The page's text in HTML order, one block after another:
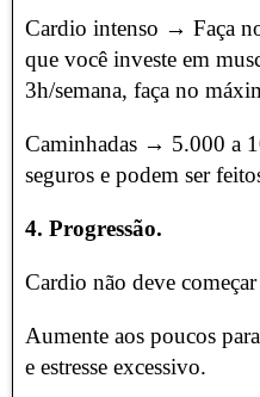
Cardio intenso → Faça
que você investe em
3h/semana, faça no
Caminhadas → 5.000 a
seguros e podem ser
4. Progressão.
Cardio não deve
Aumente aos poucos
e estresse excessivo.